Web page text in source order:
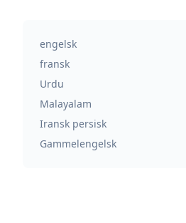
engelsk
fransk
Urdu
Malayalam
Iransk persisk
Gammelengelsk